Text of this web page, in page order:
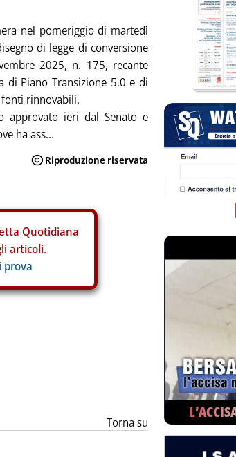
nel pomeriggio di martedì
di legge di conversione
2025, n. 175, recante
di Piano Transizione 5.0 e di
rinnovabili.
approvato ieri dal Senato e
ha ass...
Quotidiana
articoli.
prova
Torna su